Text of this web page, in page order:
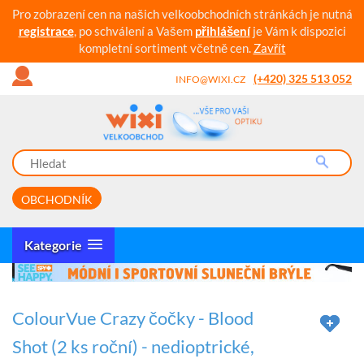
Pro zobrazení cen na našich velkoobchodních stránkách je nutná
registrace, po schválení a Vašem přihlášeníje Vám k dispozici
kompletní sortiment včetně cen. Zavřít
INFO@WIXI.CZ (+420) 325 513 052
OBCHODNÍK
Kategorie
ColourVue Crazy čočky - Blood
Shot (2 ks roční) - nedioptrické,